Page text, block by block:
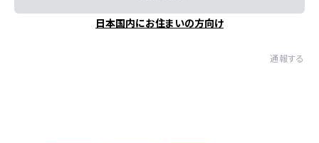
日本国内にお住まいの方向け
通報する